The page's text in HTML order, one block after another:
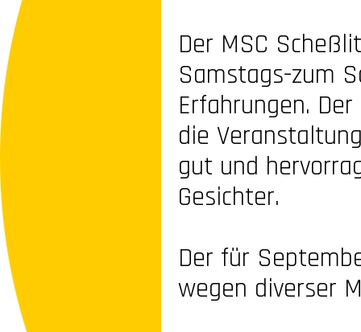
Der MSC
Samstags-zum
Erfahrungen.
die
gut und
Gesichter.
Der für
wegen diverser